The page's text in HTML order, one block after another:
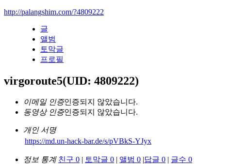
http://palangshim.com/?4809222
글
앨범
토막글
프로필
virgoroute5(UID: 4809222)
이메일 인증인증되지 않았습니다.
동영상 인증인증되지 않았습니다.
개인 서명
https://md.un-hack-bar.de/s/pVBkS-YJyx
정보 통계 친구 0 | 토막글 0 | 앨범 0 |답글 0 | 글수 0